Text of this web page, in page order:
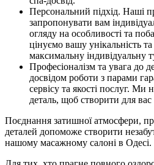
Персональний підхід. Наші
запропонувати вам
огляду на особливості та
цінуємо вашу унікальність
максимальну індивідуальну
Професіоналізм та увага до
досвідом роботи з парами
сервісу та якості послуг. Ми
деталь, щоб створити для
Поєднання затишної атмосфери,
деталей допоможе створити
нашому масажному салоні в Одесі.